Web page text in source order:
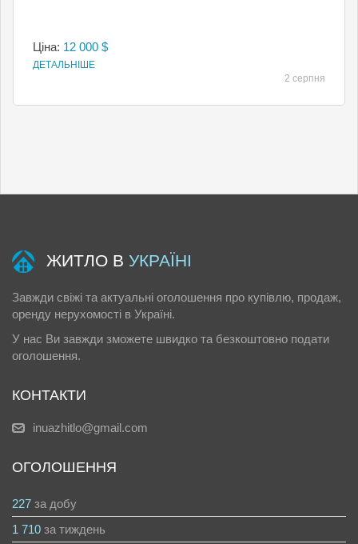
Ціна: 12 000 $
ДЕТАЛЬНІШЕ
2 серпня
ЖИТЛО В УКРАЇНІ
Завжди свіжі та актуальні оголошення про купівлю, продаж,
оренду нерухомості в Україні.
У нас Ви завжди зможете швидко та безкоштовно подати
оголошення.
КОНТАКТИ
inuazhitlo@gmail.com
ОГОЛОШЕННЯ
227 за добу
1 710 за тиждень